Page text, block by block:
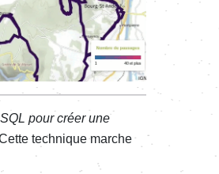
pour créer une
technique marche